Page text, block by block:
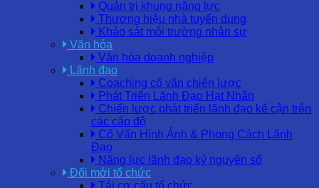
Quản trị khung năng lực
Thương hiệu nhà tuyển dụng
Khảo sát môi trường nhân sự
Văn hóa
Văn hóa doanh nghiệp
Lãnh đạo
Coaching cố vấn chiến lược
Phát Triển Lãnh Đạo Hạt Nhân
Chiến lược phát triển lãnh đạo kế cận trên
các cấp độ
Cố Vấn Hình Ảnh & Phong Cách Lãnh
Đạo
Năng lực lãnh đạo kỷ nguyên số
Đổi mới tổ chức
Tái cơ cấu tổ chức